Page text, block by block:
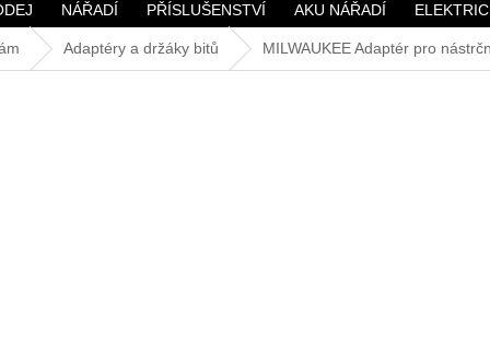
NÁŘADÍ PŘÍSLUŠENSTVÍ AKU NÁŘADÍ
Adaptéry a držáky bitů MILWAUKEE Adaptér pro